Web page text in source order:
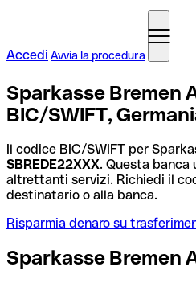
Accedi Avvia la procedura
Sparkasse Bremen
BIC/SWIFT,
Il codice BIC/SWIFT per
SBREDE22XXX. Questa banca
altrettanti servizi. Richiedi il
destinatario o alla banca.
Risparmia denaro su
Sparkasse Bremen